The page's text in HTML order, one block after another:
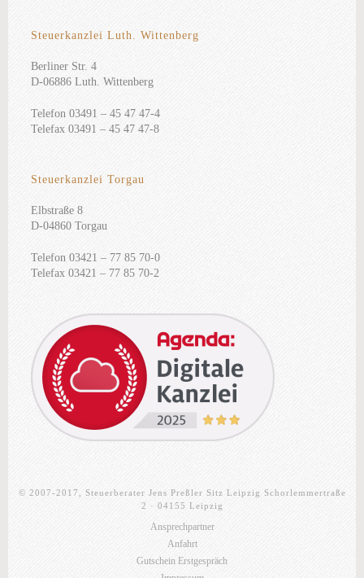
Steuerkanzlei Luth. Wittenberg
Berliner Str. 4
D-06886 Luth. Wittenberg
Telefon 03491 – 45 47 47-4
Telefax 03491 – 45 47 47-8
Steuerkanzlei Torgau
Elbstraße 8
D-04860 Torgau
Telefon 03421 – 77 85 70-0
Telefax 03421 – 77 85 70-2
© 2007-2017, Steuerberater Jens Preßler Sitz Leipzig Schorlemmertraße
2 · 04155 Leipzig
Ansprechpartner
Anfahrt
Gutschein Erstgespräch